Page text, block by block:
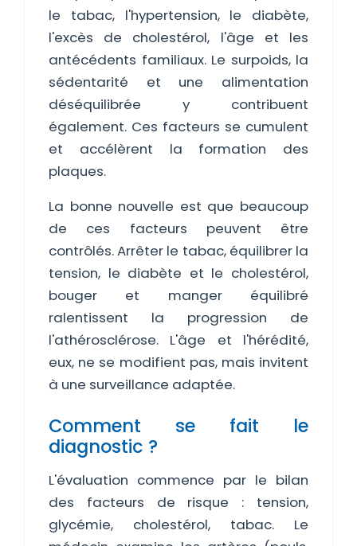
le tabac, l'hypertension, le diabète,
l'excès de cholestérol, l'âge et les
antécédents familiaux. Le surpoids, la
sédentarité et une alimentation
déséquilibrée y contribuent
également. Ces facteurs se cumulent
et accélèrent la formation des
plaques.
La bonne nouvelle est que beaucoup
de ces facteurs peuvent être
contrôlés. Arrêter le tabac, équilibrer la
tension, le diabète et le cholestérol,
bouger et manger équilibré
ralentissent la progression de
l'athérosclérose. L'âge et l'hérédité,
eux, ne se modifient pas, mais invitent
à une surveillance adaptée.
Comment se fait le
diagnostic ?
L'évaluation commence par le bilan
des facteurs de risque : tension,
glycémie, cholestérol, tabac. Le